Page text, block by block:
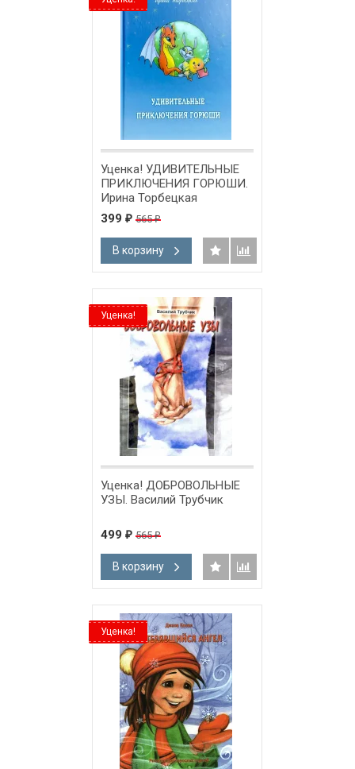
Уценка! УДИВИТЕЛЬНЫЕ
ПРИКЛЮЧЕНИЯ ГОРЮШИ.
Ирина Торбецкая
399 ₽ 565₽
В корзину
Уценка!
Уценка! ДОБРОВОЛЬНЫЕ
УЗЫ. Василий Трубчик
499 ₽ 565₽
В корзину
Уценка!